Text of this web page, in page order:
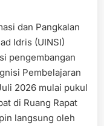
dan Pangkalan
Idris (UINSI)
pengembangan
Pembelajaran
2026 mulai pukul
di Ruang Rapat
langsung oleh